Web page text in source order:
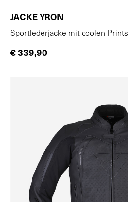
JACKE YRON
Sportlederjacke mit coolen Prints
€ 339,90